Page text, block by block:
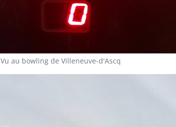
Vu au bowling de Villeneuve-d'Ascq